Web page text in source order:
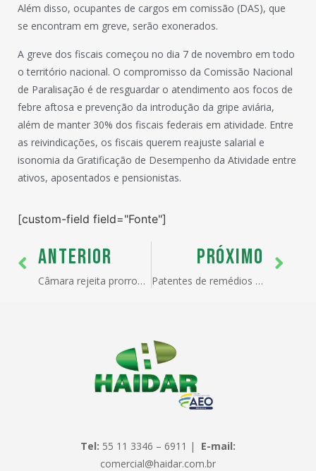
Além disso, ocupantes de cargos em comissão (DAS), que
se encontram em greve, serão exonerados.
A greve dos fiscais começou no dia 7 de novembro em todo
o território nacional. O compromisso da Comissão Nacional
de Paralisação é de resguardar o atendimento aos focos de
febre aftosa e prevenção da introdução da gripe aviária,
além de manter 30% dos fiscais federais em atividade. Entre
as reivindicações, os fiscais querem reajuste salarial e
isonomia da Gratificação de Desempenho da Atividade entre
ativos, aposentados e pensionistas.
[custom-field field="Fonte"]
ANTERIOR
Câmara rejeita prorrogar lista de exceções à TEC
PRÓXIMO
Patentes de remédios são a nova discórdia na OMC
Tel: 55 11 3346 – 6911 | E-mail:
comercial@haidar.com.br